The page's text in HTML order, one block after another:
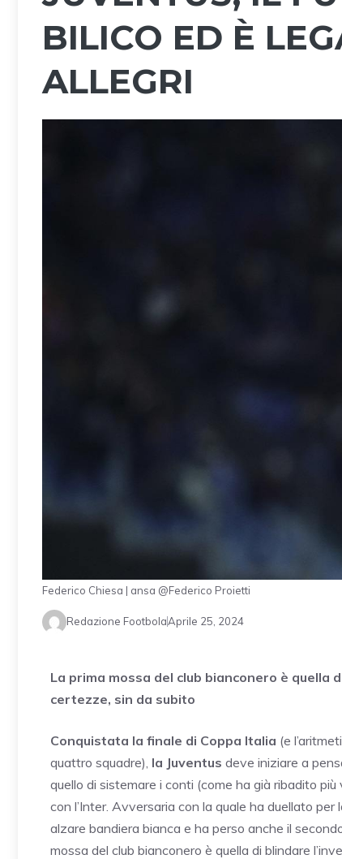
BILICO ED È
ALLEGRI
Federico Chiesa | ansa @Federico Proietti
Redazione FootbolaAprile 25, 2024
La prima mossa del club bianconero è quella
certezze, sin da subito
Conquistata la finale di Coppa Italia (e
quattro squadre), la Juventus deve iniziare a
quello di sistemare i conti (come ha già ribadito
con l’Inter. Avversaria con la quale ha duellato
alzare bandiera bianca e ha perso anche il
mossa del club bianconero è quella di blindare